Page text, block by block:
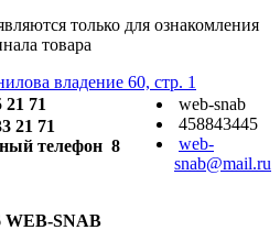
только для ознакомления
товара
владение 60, стр. 1
21 71
21 71
8
web-snab
458843445
web-
snab@mail.ru
WEB-SNAB